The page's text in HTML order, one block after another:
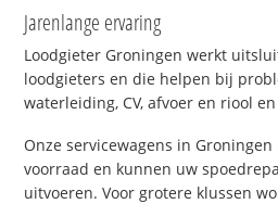
Jarenlange ervaring
Loodgieter Groningen werkt
loodgieters en die helpen bij
waterleiding, CV, afvoer en riool
Onze servicewagens in
voorraad en kunnen uw
uitvoeren. Voor grotere klussen